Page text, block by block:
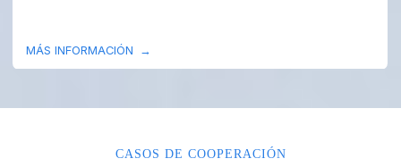
MÁS INFORMACIÓN
CASOS DE COOPERACIÓN